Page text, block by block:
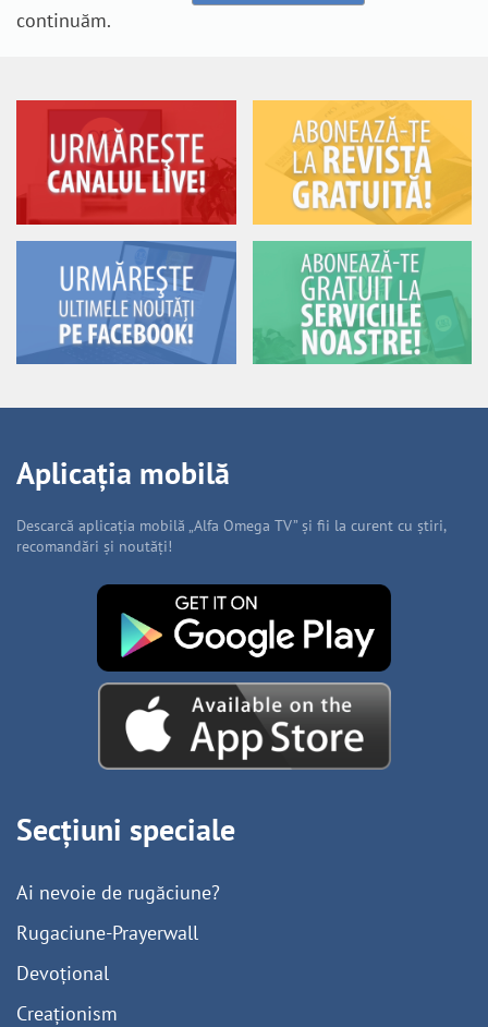
continuăm.
Aplicația mobilă
Descarcă aplicația mobilă „Alfa Omega TV” și fii la curent cu știri,
recomandări și noutăți!
Secțiuni speciale
Ai nevoie de rugăciune?
Rugaciune-Prayerwall
Devoțional
Creaționism